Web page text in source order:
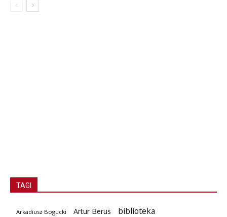
TAGI
Arkadiusz Bogucki Artur Berus
biblioteka